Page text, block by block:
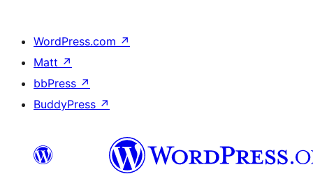
WordPress.com ↗
Matt ↗
bbPress ↗
BuddyPress ↗